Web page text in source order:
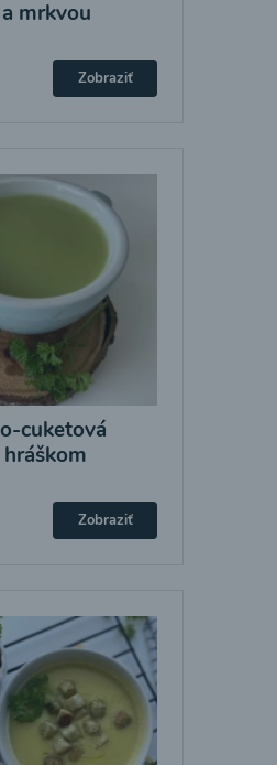
mrkvou
Zobraziť
cuketová
Zobraziť